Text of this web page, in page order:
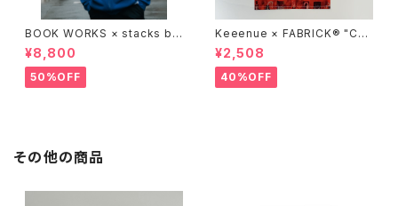
BOOK WORKS × stacks bo
okstore "Jimbocho Beat Li
brary zip up hood"
¥8,800
50%OFF
Keeenue × FABRICK®︎ "CO
MPACT SHOPPING BAG" st
acks Exclusive model
¥2,508
40%OFF
その他の商品